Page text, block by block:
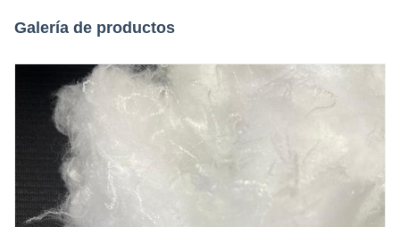
Galería de productos